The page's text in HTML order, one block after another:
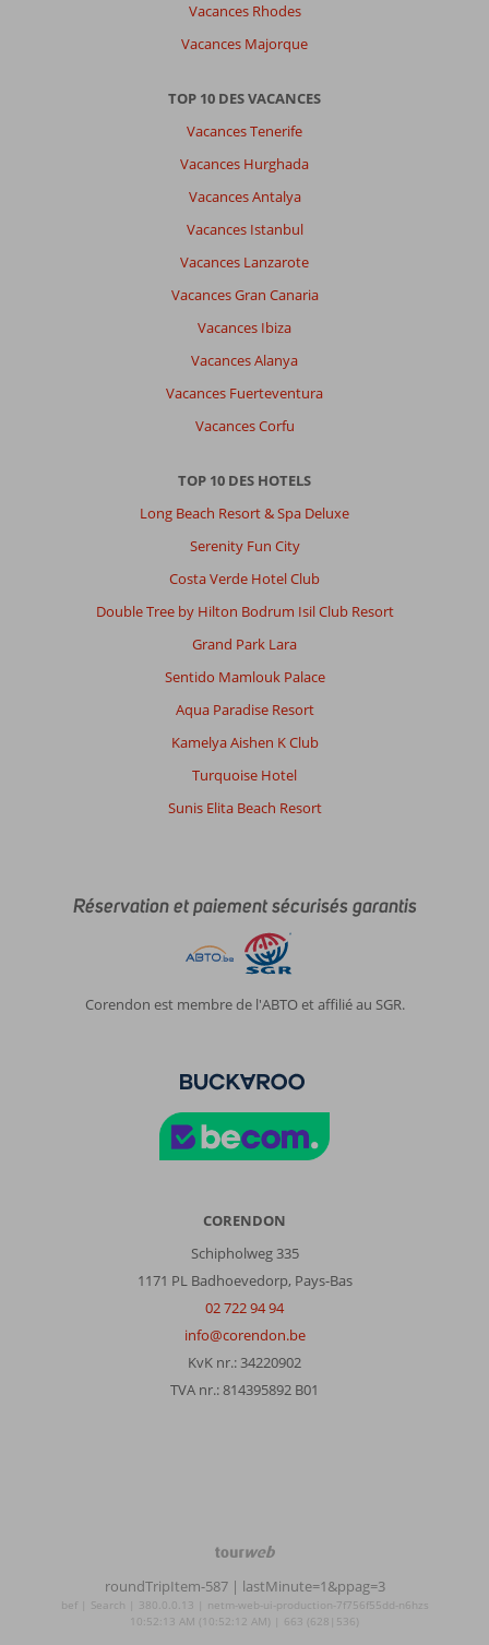
Vacances Rhodes
Vacances Majorque
TOP 10 DES VACANCES
Vacances Tenerife
Vacances Hurghada
Vacances Antalya
Vacances Istanbul
Vacances Lanzarote
Vacances Gran Canaria
Vacances Ibiza
Vacances Alanya
Vacances Fuerteventura
Vacances Corfu
TOP 10 DES HOTELS
Long Beach Resort & Spa Deluxe
Serenity Fun City
Costa Verde Hotel Club
Double Tree by Hilton Bodrum Isil Club Resort
Grand Park Lara
Sentido Mamlouk Palace
Aqua Paradise Resort
Kamelya Aishen K Club
Turquoise Hotel
Sunis Elita Beach Resort
Réservation et paiement sécurisés garantis
Corendon est membre de l'ABTO et affilié au SGR.
CORENDON
Schipholweg 335
1171 PL Badhoevedorp, Pays-Bas
02 722 94 94
info@corendon.be
KvK nr.: 34220902
TVA nr.: 814395892 B01
TourWeb
NetMatch
roundTripItem-587 | lastMinute=1&ppag=3
bef | Search | 380.0.0.13 | netm-web-ui-production-7f756f55dd-n6hzs
10:52:13 AM (10:52:12 AM) | 663 (628|536)